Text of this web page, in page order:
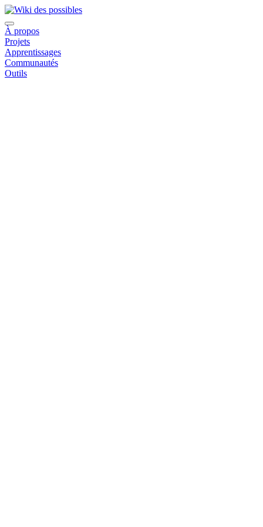
À propos
Projets
Apprentissages
Communautés
Outils